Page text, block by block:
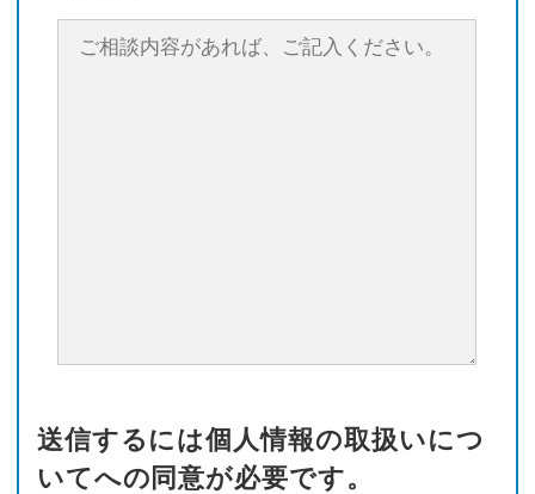
送信するには個人情報の取扱いにつ
いてへの同意が必要です。